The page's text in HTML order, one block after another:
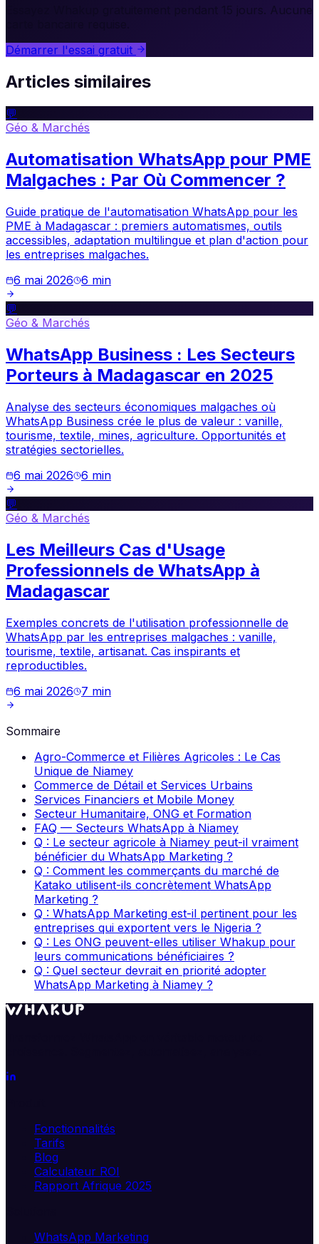
Essayez Whakup gratuitement pendant 15 jours. Aucune
Démarrer l'essai gratuit
Articles similaires
💬
Géo & Marchés
Automatisation WhatsApp pour PME
Malgaches : Par Où Commencer ?
Guide pratique de l'automatisation WhatsApp pour les
PME à Madagascar : premiers automatismes, outils
accessibles, adaptation multilingue et plan d'action pour
les entreprises malgaches.
6 mai 2026 6 min
💬
Géo & Marchés
WhatsApp Business : Les Secteurs
Porteurs à Madagascar en 2025
Analyse des secteurs économiques malgaches où
WhatsApp Business crée le plus de valeur : vanille,
tourisme, textile, mines, agriculture. Opportunités et
stratégies sectorielles.
6 mai 2026 6 min
💬
Géo & Marchés
Les Meilleurs Cas d'Usage
Professionnels de WhatsApp à
Madagascar
Exemples concrets de l'utilisation professionnelle de
WhatsApp par les entreprises malgaches : vanille,
tourisme, textile, artisanat. Cas inspirants et
reproductibles.
6 mai 2026
7 min
Sommaire
Agro-Commerce et Filières Agricoles : Le Cas
Unique de Niamey
Commerce de Détail et Services Urbains
Services Financiers et Mobile Money
Secteur Humanitaire, ONG et Formation
FAQ — Secteurs WhatsApp à Niamey
Q : Le secteur agricole à Niamey peut-il vraiment
bénéficier du WhatsApp Marketing ?
Q : Comment les commerçants du marché de
Katako utilisent-ils concrètement WhatsApp
Marketing ?
Q : WhatsApp Marketing est-il pertinent pour les
entreprises qui exportent vers le Nigeria ?
Q : Les ONG peuvent-elles utiliser Whakup pour
leurs communications bénéficiaires ?
Q : Quel secteur devrait en priorité adopter
WhatsApp Marketing à Niamey ?
Fonctionnalités
Tarifs
Blog
Calculateur ROI
Rapport Afrique 2025
WhatsApp Marketing